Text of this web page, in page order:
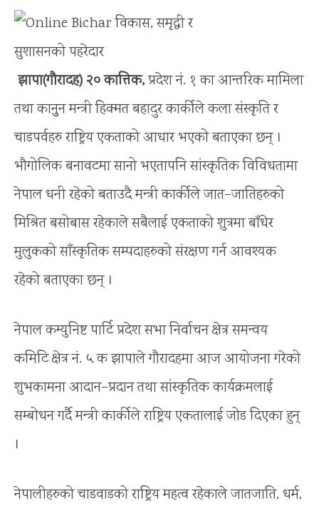
झापा(गौरादह) २० कात्तिक,प्रदेश नं. १ का आन्तरिक मामिला
तथा कानुुन मन्त्री हिक्मत बहादुर कार्कीले कला संस्कृति र
चाडपर्वहरु राष्ट्रिय एकताको आधार भएको बताएका छन् ।
भौगोलिक बनावटमा सानो भएतापनि सांस्कृतिक विविधतामा
नेपाल धनी रहेको बताउदै मन्त्री कार्कीले जात–जातिहरुको
मिश्रित बसोबास रहेकाले सबैलाई एकताको शुत्रमा बाँधेर
मुलुकको साँस्कृतिक सम्पदाहरुको संरक्षण गर्न आवश्यक
रहेको बताएका छन् ।
नेपाल कम्युनिष्ट पार्टि प्रदेश सभा निर्वाचन क्षेत्र समन्वय
कमिटि क्षेत्र नं. ५ क झापाले गौरादहमा आज आयोजना गरेको
शुभकामना आदान–प्रदान तथा सांस्कृतिक कार्यक्रमलाई
सम्बोधन गर्दै मन्त्री कार्कीले राष्ट्रिय एकतालाई जोड दिएका हुन्
।
नेपालीहरुको चाडवाडको राष्ट्रिय महत्व रहेकाले जातजाति, धर्म,